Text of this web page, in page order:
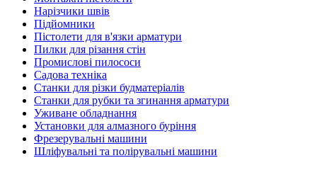
Нарізчики швів
Підйомники
Пістолети для в'язки арматури
Пилки для різання стін
Промислові пилососи
Садова техніка
Станки для різки будматеріалів
Станки для рубки та згинання арматури
Уживане обладнання
Установки для алмазного буріння
Фрезерувальні машини
Шліфувальні та полірувальні машини